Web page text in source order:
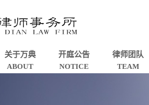
关于万典
ABOUT
开庭公告
NOTICE
律师团队
TEAM